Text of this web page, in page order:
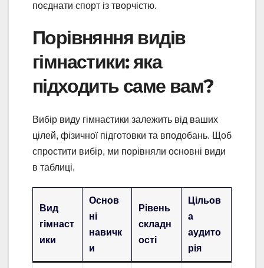
поєднати спорт із творчістю.
Порівняння видів
гімнастики: яка
підходить саме вам?
Вибір виду гімнастики залежить від ваших
цілей, фізичної підготовки та вподобань. Щоб
спростити вибір, ми порівняли основні види
в таблиці.
Вид
гімнаст
ики
Основ
ні
навичк
и
Рівень
складн
ості
Цільов
а
аудито
рія